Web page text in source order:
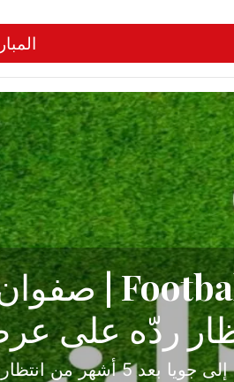
جبل محسن
الدرجة الثانية، نجح